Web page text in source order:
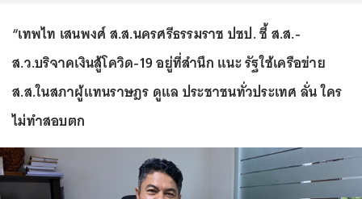
“เทพไท เสนพงศ์ ส.ส.นครศรีธรรมราช ปชป. ชี้ ส.ส.-
ส.ว.บริจาคเงินสู้โควิด-19 อยู่ที่สำนึก แนะ รัฐใช้เครือข่าย
ส.ส.ในสภาผู้แทนราษฎร ดูแล ประชาชนทั่วประเทศ ลั่น ใคร
ไม่ทำสอบตก